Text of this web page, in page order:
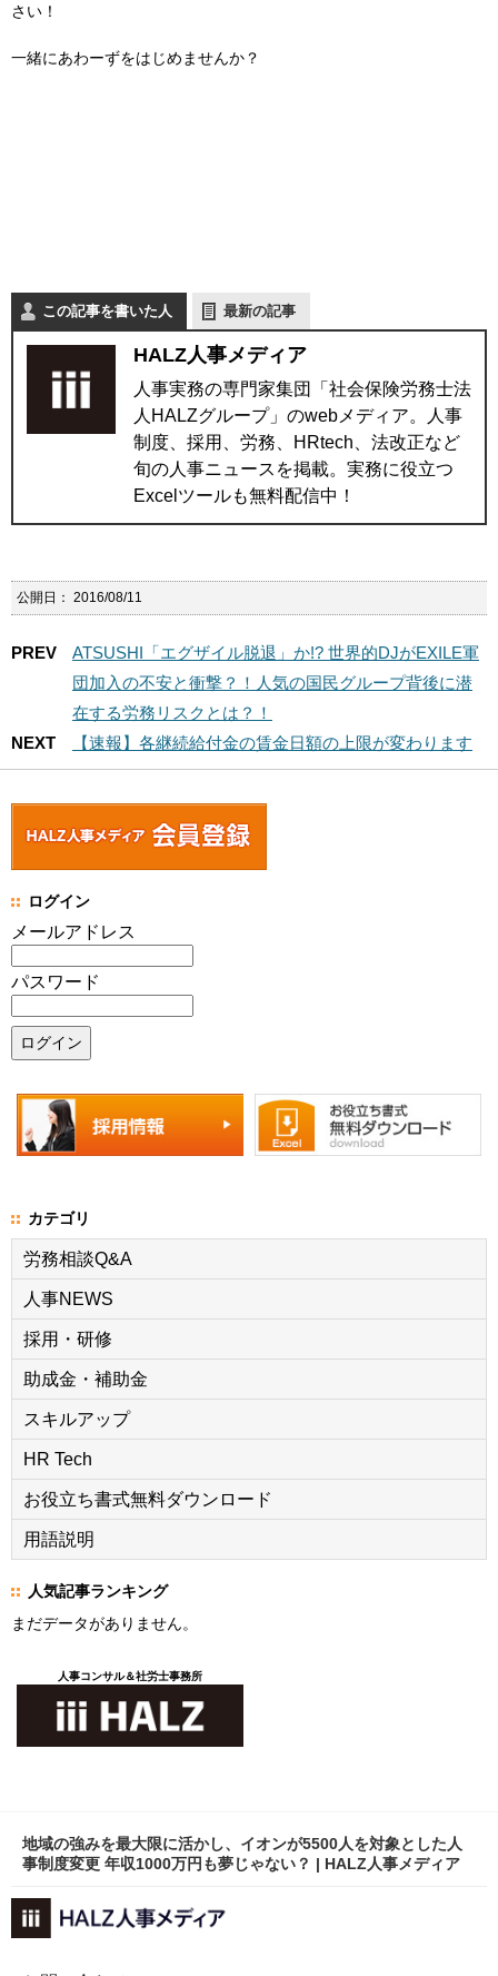
さい！
一緒にあわーずをはじめませんか？
この記事を書いた人 最新の記事
HALZ人事メディア
人事実務の専門家集団「社会保険労務士法
人HALZグループ」のwebメディア。人事
制度、採用、労務、HRtech、法改正など
旬の人事ニュースを掲載。実務に役立つ
Excelツールも無料配信中！
公開日： 2016/08/11
PREV
ATSUSHI「エグザイル脱退」か!? 世界的DJがEXILE軍
団加入の不安と衝撃？！人気の国民グループ背後に潜
在する労務リスクとは？！
NEXT
【速報】各継続給付金の賃金日額の上限が変わります
ログイン
メールアドレス
パスワード
カテゴリ
労務相談Q&A
人事NEWS
採用・研修
助成金・補助金
スキルアップ
HR Tech
お役立ち書式無料ダウンロード
用語説明
人気記事ランキング
まだデータがありません。
人事コンサル＆社労士事務所
地域の強みを最大限に活かし、イオンが5500人を対象とした人
事制度変更 年収1000万円も夢じゃない？ | HALZ人事メディア